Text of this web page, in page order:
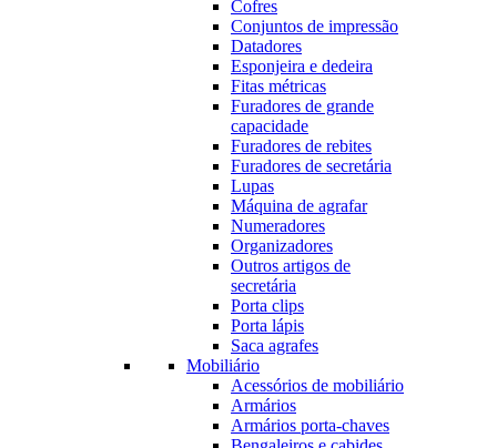
Cofres
Conjuntos de impressão
Datadores
Esponjeira e dedeira
Fitas métricas
Furadores de grande
capacidade
Furadores de rebites
Furadores de secretária
Lupas
Máquina de agrafar
Numeradores
Organizadores
Outros artigos de
secretária
Porta clips
Porta lápis
Saca agrafes
Mobiliário
Acessórios de mobiliário
Armários
Armários porta-chaves